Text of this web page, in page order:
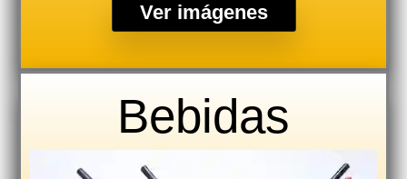
Ver imágenes
Bebidas